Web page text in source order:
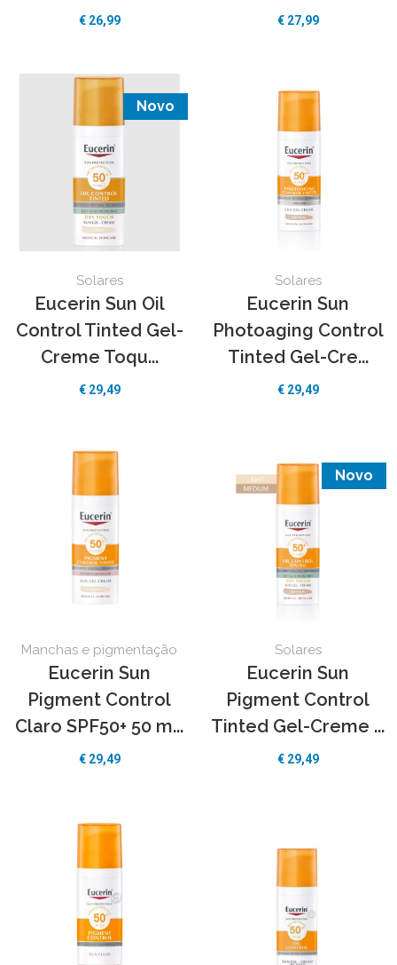
€ 26,99 € 27,99
Novo
Solares
Eucerin Sun Oil
Control Tinted Gel-
Creme Toqu...
€ 29,49
Solares
Eucerin Sun
Photoaging Control
Tinted Gel-Cre...
€ 29,49
Manchas e pigmentação
Eucerin Sun
Pigment Control
Claro SPF50+ 50 m...
€ 29,49
Novo
Solares
Eucerin Sun
Pigment Control
Tinted Gel-Creme ...
€ 29,49